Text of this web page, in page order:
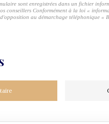
sont enregistrées dans un fichier
conseillers Conformément à la loi «
au démarchage téléphonique